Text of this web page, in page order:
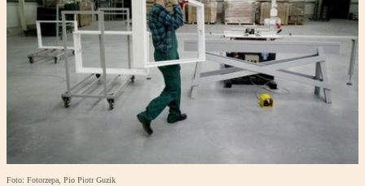
Foto: Fotorzepa, Pio Piotr Guzik